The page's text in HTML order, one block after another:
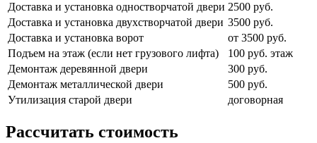
Доставка и установка одностворчатой двери 2500 руб.
Доставка и установка двухстворчатой двери 3500 руб.
Доставка и установка ворот
от 3500 руб.
Подъем на этаж (если нет грузового лифта)
100 руб. этаж
Демонтаж деревянной двери
300 руб.
Демонтаж металлической двери
500 руб.
Утилизация старой двери
договорная
Рассчитать стоимость